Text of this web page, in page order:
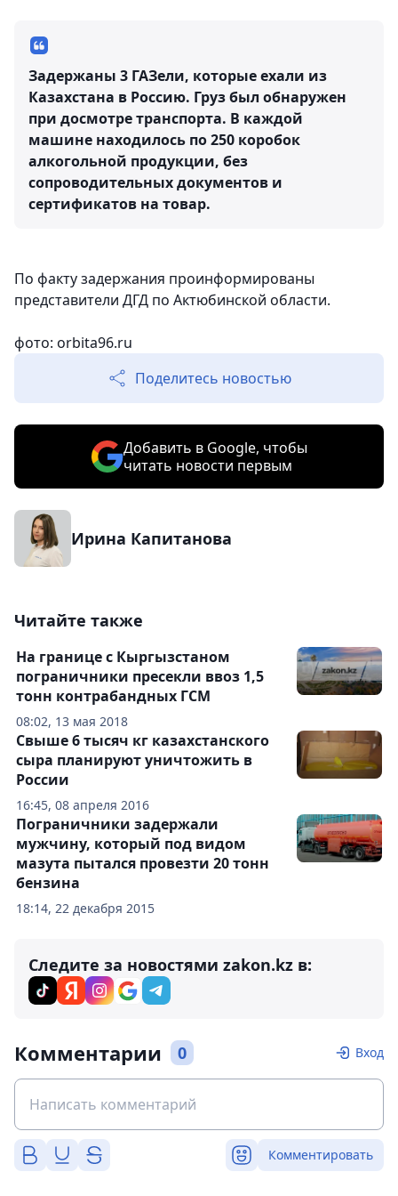
Задержаны 3 ГАЗели, которые ехали из
Казахстана в Россию. Груз был обнаружен
при досмотре транспорта. В каждой
машине находилось по 250 коробок
алкогольной продукции, без
сопроводительных документов и
сертификатов на товар.
По факту задержания проинформированы
представители ДГД по Актюбинской области.
фото: orbita96.ru
Поделитесь новостью
Добавить в Google, чтобы
читать новости первым
Ирина Капитанова
Читайте также
08:02, 13 мая 2018
На границе с Кыргызстаном
пограничники пресекли ввоз 1,5
тонн контрабандных ГСМ
16:45, 08 апреля 2016
Свыше 6 тысяч кг казахстанского
сыра планируют уничтожить в
России
18:14, 22 декабря 2015
Пограничники задержали
мужчину, который под видом
мазута пытался провезти 20 тонн
бензина
Следите за новостями zakon.kz в:
Комментарии 0 Вход
Комментировать